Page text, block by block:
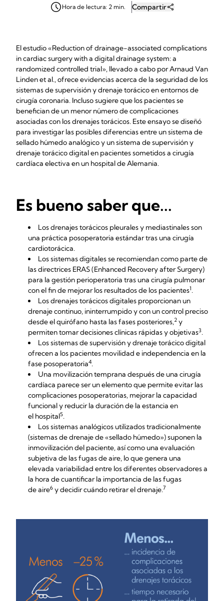
Hora de lectura: 2 min. Compartir
El estudio «Reduction of drainage-associated complications
in cardiac surgery with a digital drainage system: a
randomized controlled trial», llevado a cabo por Arnaud Van
Linden et al., ofrece evidencias acerca de la seguridad de los
sistemas de supervisión y drenaje torácico en entornos de
cirugía coronaria. Incluso sugiere que los pacientes se
benefician de un menor número de complicaciones
asociadas con los drenajes torácicos. Este ensayo se diseñó
para investigar las posibles diferencias entre un sistema de
sellado húmedo analógico y un sistema de supervisión y
drenaje torácico digital en pacientes sometidos a cirugía
cardíaca electiva en un hospital de Alemania.
Es bueno saber que...
Los drenajes torácicos pleurales y mediastinales son
una práctica posoperatoria estándar tras una cirugía
cardiotorácica.
Los sistemas digitales se recomiendan como parte de
las directrices ERAS (Enhanced Recovery after Surgery)
para la gestión perioperatoria tras una cirugía pulmonar
con el fin de mejorar los resultados de los pacientes1.
Los drenajes torácicos digitales proporcionan un
drenaje continuo, ininterrumpido y con un control preciso
desde el quirófano hasta las fases posteriores,2 y
permiten tomar decisiones clínicas rápidas y objetivas3.
Los sistemas de supervisión y drenaje torácico digital
ofrecen a los pacientes movilidad e independencia en la
fase posoperatoria4.
Una movilización temprana después de una cirugía
cardíaca parece ser un elemento que permite evitar las
complicaciones posoperatorias, mejorar la capacidad
funcional y reducir la duración de la estancia en
el hospital5.
Los sistemas analógicos utilizados tradicionalmente
(sistemas de drenaje de «sellado húmedo») suponen la
inmovilización del paciente, así como una evaluación
subjetiva de las fugas de aire, lo que genera una
elevada variabilidad entre los diferentes observadores a
la hora de cuantificar la importancia de las fugas
de aire6 y decidir cuándo retirar el drenaje.7